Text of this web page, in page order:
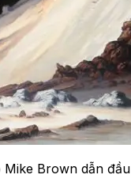
Brown dẫn